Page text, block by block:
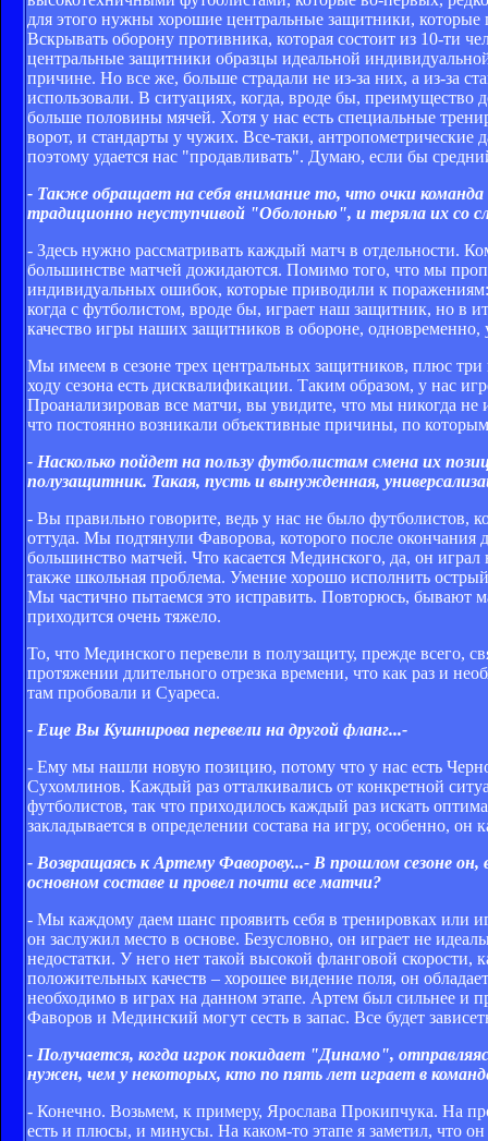
для этого нужны хорошие центральные защитники, которые
Вскрывать оборону противника, которая состоит из 10-ти
центральные защитники образцы идеальной
причине. Но все же, больше страдали не из-за них, а из-за
использовали. В ситуациях, когда, вроде бы,
больше половины мячей. Хотя у нас есть специальные
ворот, и стандарты у чужих. Все-таки,
поэтому удается нас "продавливать". Думаю, если бы
- Также обращает на себя внимание то, что очки
традиционно неуступчивой "Оболонью", и теряла их со
- Здесь нужно рассматривать каждый матч в отдельности.
большинстве матчей дожидаются. Помимо того, что мы
индивидуальных ошибок, которые приводили к поражениям:
когда с футболистом, вроде бы, играет наш защитник, но в
качество игры наших защитников в обороне,
Мы имеем в сезоне трех центральных защитников, плюс
ходу сезона есть дисквалификации. Таким образом, у нас
Проанализировав все матчи, вы увидите, что мы никогда не
что постоянно возникали объективные причины, по
- Насколько пойдет на пользу футболистам смена их
полузащитник. Такая, пусть и вынужденная,
- Вы правильно говорите, ведь у нас не было футболистов,
оттуда. Мы подтянули Фаворова, которого после
большинство матчей. Что касается Мединского, да, он
также школьная проблема. Умение хорошо исполнить
Мы частично пытаемся это исправить. Повторюсь, бывают
приходится очень тяжело.
То, что Мединского перевели в полузащиту, прежде всего,
протяжении длительного отрезка времени, что как раз и
там пробовали и Суареса.
- Еще Вы Кушнирова перевели на другой фланг...-
- Ему мы нашли новую позицию, потому что у нас есть
Сухомлинов. Каждый раз отталкивались от конкретной
футболистов, так что приходилось каждый раз искать
закладывается в определении состава на игру, особенно, он
- Возвращаясь к Артему Фаворову...- В прошлом сезоне он,
основном составе и провел почти все матчи?
- Мы каждому даем шанс проявить себя в тренировках или
он заслужил место в основе. Безусловно, он играет не
недостатки. У него нет такой высокой фланговой
положительных качеств – хорошее видение поля, он
необходимо в играх на данном этапе. Артем был сильнее и
Фаворов и Мединский могут сесть в запас. Все будет
- Получается, когда игрок покидает "Динамо",
нужен, чем у некоторых, кто по пять лет играет в
- Конечно. Возьмем, к примеру, Ярослава Прокипчука. На
есть и плюсы, и минусы. На каком-то этапе я заметил, что он